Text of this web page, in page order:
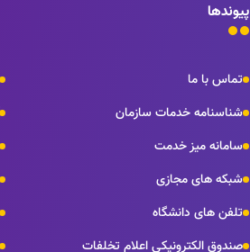
پیوندها
تماس با ما
شناسنامه خدمات سازمان
سامانه میز خدمت
شبکه های مجازی
تلفن های دانشگاه
صندوق الکترونیکی اعلام تخلفات